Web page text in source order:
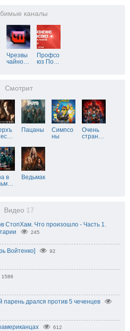
каналы
Чрезвы
чайно…
Профсо
юз По…
Смотрит
…
Пацаны
Симпсо
ны
Очень
стран…
в
…
Ведьмак
Видео 17
СтопХам. Что произошло - Часть 1.
245
Войтенко] 92
1586
парень дрался против 5 чеченцев
612